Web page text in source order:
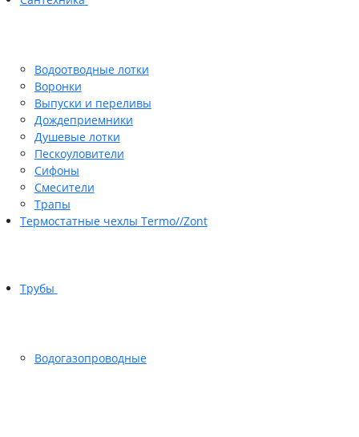
Водоотводные лотки
Воронки
Выпуски и переливы
Дождеприемники
Душевые лотки
Пескоуловители
Сифоны
Смесители
Трапы
Термостатные чехлы Termo//Zont
Трубы
Водогазопроводные